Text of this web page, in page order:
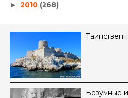
► 2010 (268)
Безумные